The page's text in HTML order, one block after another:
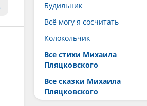
Будильник
Всё могу я сосчитать
Колокольчик
Все стихи Михаила
Пляцковского
Все сказки Михаила
Пляцковского